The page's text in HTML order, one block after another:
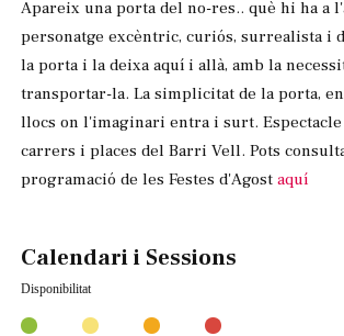
Apareix una porta del no-res.. què hi ha a
personatge excèntric, curiós, surrealista i
la porta i la deixa aquí i allà, amb la
transportar-la. La simplicitat de la porta,
llocs on l'imaginari entra i surt.
carrers i places del Barri Vell. Pots
programació de les Festes d'Agost aquí
Calendari i Sessions
Disponibilitat